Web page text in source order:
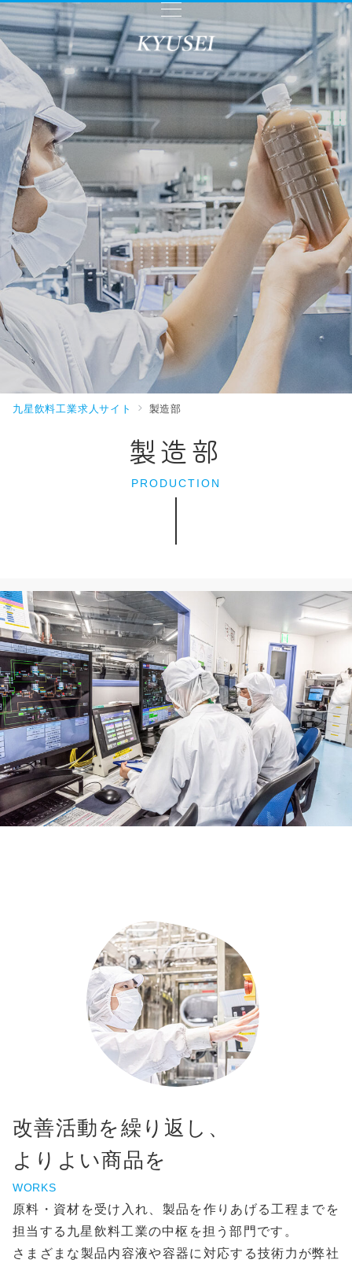
九星飲料工業求人サイト 製造部
製造部
PRODUCTION
改善活動を繰り返し、
よりよい商品を
WORKS
原料・資材を受け入れ、製品を作りあげる工程までを
担当する九星飲料工業の中枢を担う部門です。
さまざまな製品内容液や容器に対応する技術力が弊社